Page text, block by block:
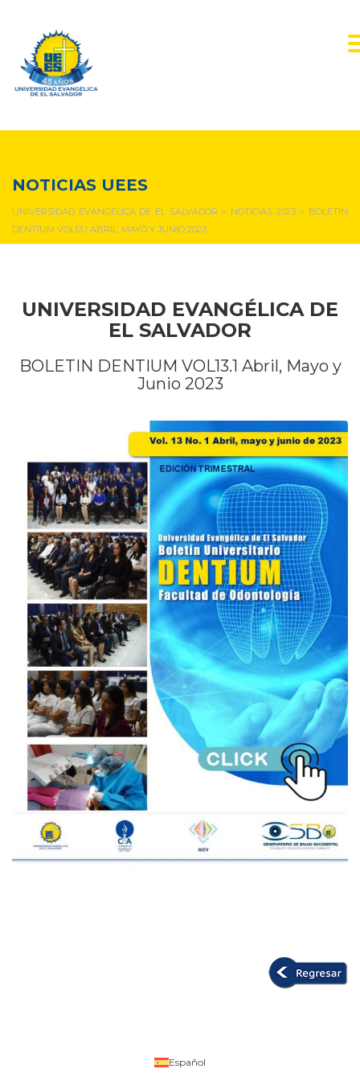
NOTICIAS UEES
UNIVERSIDAD EVANGÉLICA DE EL SALVADOR > NOTICIAS 2023> BOLETIN
DENTIUM VOL13.1 ABRIL, MAYO Y JUNIO 2023
UNIVERSIDAD EVANGÉLICA DE
EL SALVADOR
BOLETIN DENTIUM VOL13.1 Abril, Mayo y
Junio 2023
Español